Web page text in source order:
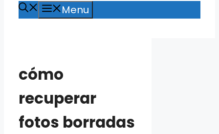
Menu
cómo
recuperar
fotos borradas